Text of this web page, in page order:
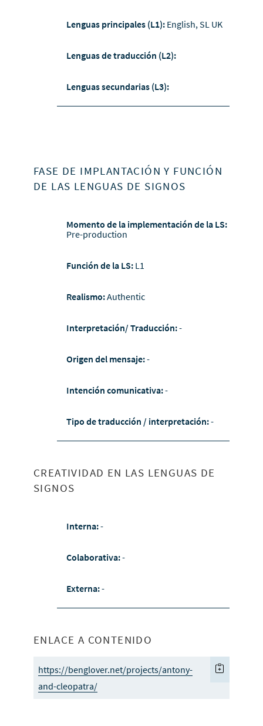
Lenguas principales (L1): English, SL UK
Lenguas de traducción (L2):
Lenguas secundarias (L3):
FASE DE IMPLANTACIÓN Y FUNCIÓN
DE LAS LENGUAS DE SIGNOS
Momento de la implementación de la LS:
Pre-production
Función de la LS: L1
Realismo:Authentic
Interpretación/ Traducción:-
Origen del mensaje:-
Intención comunicativa:-
Tipo de traducción / interpretación:-
CREATIVIDAD EN LAS LENGUAS DE
SIGNOS
Interna:-
Colaborativa:-
Externa:-
ENLACE A CONTENIDO
https://benglover.net/projects/antony-
and-cleopatra/